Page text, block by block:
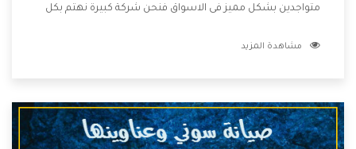
متواجدين بشكل مميز فى الاسواق فنحن شركة كبيرة نهتم بكل
الشركة بها والتى تكون منها خدمة الصيانة التى تكون من أهم
الأسعار التى تكون مناسبة لكثير من العملاء
مشاهدة المزيد